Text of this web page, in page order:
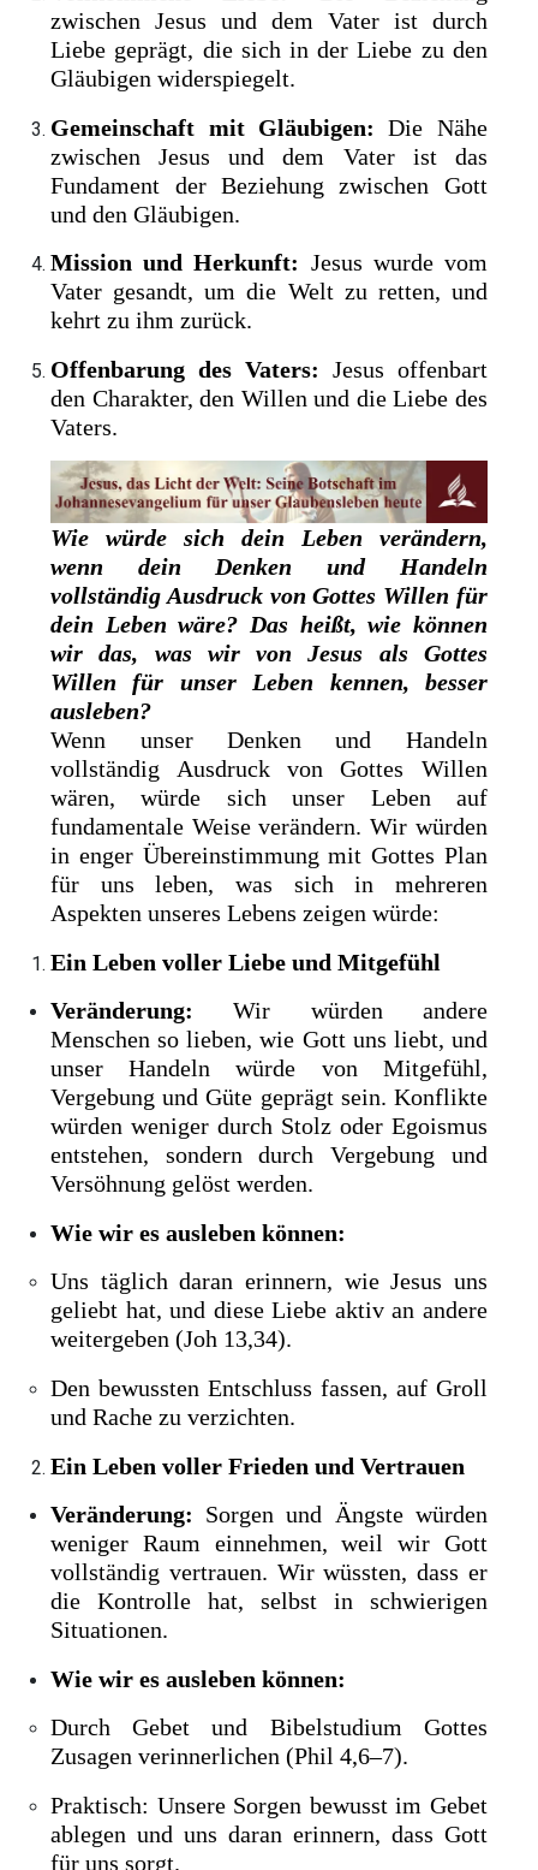
zwischen Jesus und dem Vater ist durch
Liebe geprägt, die sich in der Liebe zu den
Gläubigen widerspiegelt.
Gemeinschaft mit Gläubigen: Die Nähe
zwischen Jesus und dem Vater ist das
Fundament der Beziehung zwischen Gott
und den Gläubigen.
Mission und Herkunft: Jesus wurde vom
Vater gesandt, um die Welt zu retten, und
kehrt zu ihm zurück.
Offenbarung des Vaters: Jesus offenbart
den Charakter, den Willen und die Liebe des
Vaters.
Wie würde sich dein Leben verändern,
wenn dein Denken und Handeln
vollständig Ausdruck von Gottes Willen für
dein Leben wäre? Das heißt, wie können
wir das, was wir von Jesus als Gottes
Willen für unser Leben kennen, besser
ausleben?
Wenn unser Denken und Handeln
vollständig Ausdruck von Gottes Willen
wären, würde sich unser Leben auf
fundamentale Weise verändern. Wir würden
in enger Übereinstimmung mit Gottes Plan
für uns leben, was sich in mehreren
Aspekten unseres Lebens zeigen würde:
Ein Leben voller Liebe und Mitgefühl
Veränderung: Wir würden andere
Menschen so lieben, wie Gott uns liebt, und
unser Handeln würde von Mitgefühl,
Vergebung und Güte geprägt sein. Konflikte
würden weniger durch Stolz oder Egoismus
entstehen, sondern durch Vergebung und
Versöhnung gelöst werden.
Wie wir es ausleben können:
Uns täglich daran erinnern, wie Jesus uns
geliebt hat, und diese Liebe aktiv an andere
weitergeben (Joh 13,34).
Den bewussten Entschluss fassen, auf Groll
und Rache zu verzichten.
Ein Leben voller Frieden und Vertrauen
Veränderung: Sorgen und Ängste würden
weniger Raum einnehmen, weil wir Gott
vollständig vertrauen. Wir wüssten, dass er
die Kontrolle hat, selbst in schwierigen
Situationen.
Wie wir es ausleben können:
Durch Gebet und Bibelstudium Gottes
Zusagen verinnerlichen (Phil 4,6–7).
Praktisch: Unsere Sorgen bewusst im Gebet
ablegen und uns daran erinnern, dass Gott
für uns sorgt.